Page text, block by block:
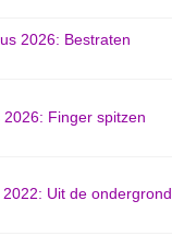
2026: Bestraten
Finger spitzen
Uit de ondergrond